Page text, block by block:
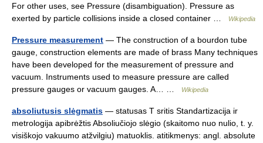
For other uses, see Pressure (disambiguation). Pressure as
exerted by particle collisions inside a closed container …
Wikipedia
Pressure measurement — The construction of a bourdon tube
gauge, construction elements are made of brass Many techniques
have been developed for the measurement of pressure and
vacuum. Instruments used to measure pressure are called
pressure gauges or vacuum gauges. A… …
Wikipedia
absoliutusis slėgmatis — statusas T sritis Standartizacija ir
metrologija apibrėžtis Absoliučiojo slėgio (skaitomo nuo nulio, t. y.
visiškojo vakuumo atžvilgiu) matuoklis. atitikmenys: angl. absolute